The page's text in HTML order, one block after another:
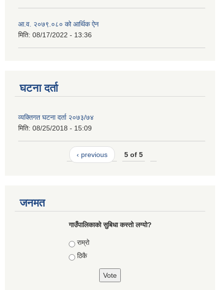
आ.व. २०७९.०८० को आर्थिक ऐन
मिति: 08/17/2022 - 13:36
घटना दर्ता
व्यक्तिगत घटना दर्ता २०७३/७४
मिति: 08/25/2018 - 15:09
‹ previous 5 of 5
जनमत
गाउँपालिकाको सुबिधा कस्तो लग्यो?
Choices
राम्रो
ठिकै